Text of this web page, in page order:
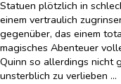
Statuen plötzlich in
einem vertraulich
gegenüber, das einem
magisches Abenteuer
Quinn so allerdings nicht
unsterblich zu verlieben …